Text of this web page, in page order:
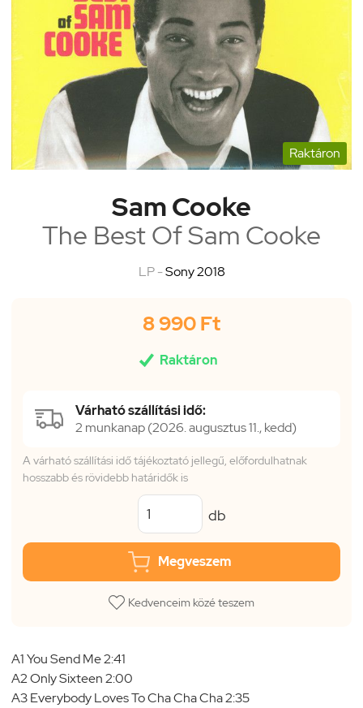
Raktáron
Sam Cooke
The Best Of Sam Cooke
LP -Sony 2018
8 990 Ft
 Raktáron
Várható szállítási idő:
2 munkanap (2026. augusztus 11., kedd)
A várható szállítási idő tájékoztató jellegű, előfordulhatnak
hosszabb és rövidebb határidők is
db
Megveszem
Kedvenceim közé teszem
A1 You Send Me 2:41
A2 Only Sixteen 2:00
A3 Everybody Loves To Cha Cha Cha 2:35